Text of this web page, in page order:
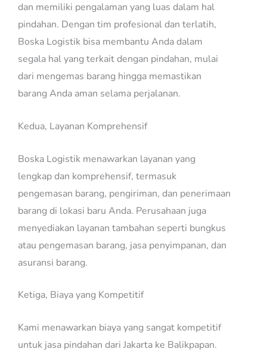
dan memiliki pengalaman yang luas dalam hal
pindahan. Dengan tim profesional dan terlatih,
Boska Logistik bisa membantu Anda dalam
segala hal yang terkait dengan pindahan, mulai
dari mengemas barang hingga memastikan
barang Anda aman selama perjalanan.
Kedua, Layanan Komprehensif
Boska Logistik menawarkan layanan yang
lengkap dan komprehensif, termasuk
pengemasan barang, pengiriman, dan penerimaan
barang di lokasi baru Anda. Perusahaan juga
menyediakan layanan tambahan seperti bungkus
atau pengemasan barang, jasa penyimpanan, dan
asuransi barang.
Ketiga, Biaya yang Kompetitif
Kami menawarkan biaya yang sangat kompetitif
untuk jasa pindahan dari Jakarta ke Balikpapan.